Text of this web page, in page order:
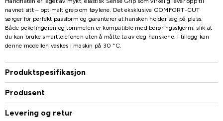
navnet sitt – optimalt grep om tøylene. Det eksklusive COMFORT-CUT
sørger for perfekt passform og garanterer at hansken holder seg på plass.
Både pekefingeren og tommelen er kompatible med berøringsskjerm, slik at
du kan bruke smarttelefonen uten å måtte ta av deg hanskene. I tillegg kan
denne modellen vaskes i maskin på 30 °C.
Produktspesifikasjon
Produsent
Levering og retur